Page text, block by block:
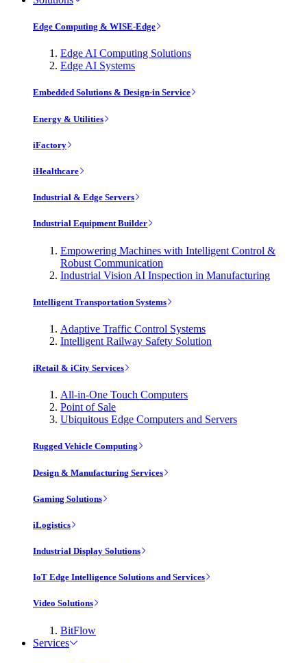
Edge Computing & WISE-Edge
Edge AI Computing Solutions
Edge AI Systems
Embedded Solutions & Design-in Service
Energy & Utilities
iFactory
iHealthcare
Industrial & Edge Servers
Industrial Equipment Builder
Empowering Machines with Intelligent Control &
Robust Communication
Industrial Vision AI Inspection in Manufacturing
Intelligent Transportation Systems
Adaptive Traffic Control Systems
Intelligent Railway Safety Solution
iRetail & iCity Services
All-in-One Touch Computers
Point of Sale
Ubiquitous Edge Computers and Servers
Rugged Vehicle Computing
Design & Manufacturing Services
Gaming Solutions
iLogistics
Industrial Display Solutions
IoT Edge Intelligence Solutions and Services
Video Solutions
BitFlow
Services